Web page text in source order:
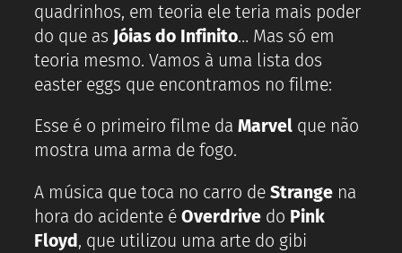
quadrinhos, em teoria ele teria mais poder
do que as Jóias do Infinito… Mas só em
teoria mesmo. Vamos à uma lista dos
easter eggs que encontramos no filme:
Esse é o primeiro filme da Marvelque não
mostra uma arma de fogo.
A música que toca no carro de Strangena
hora do acidente é Overdrivedo Pink
Floyd , que utilizou uma arte do gibi